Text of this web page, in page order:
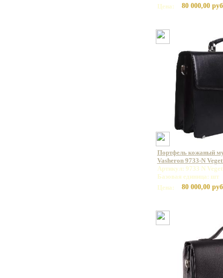
Цена:
80 000,00
Портфель кожаный
Vasheron 9733-N
Артикул: 9733 N
Базовая единица: шт
Цена:
80 000,00